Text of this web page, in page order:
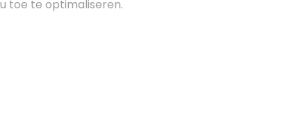
toe te optimaliseren.